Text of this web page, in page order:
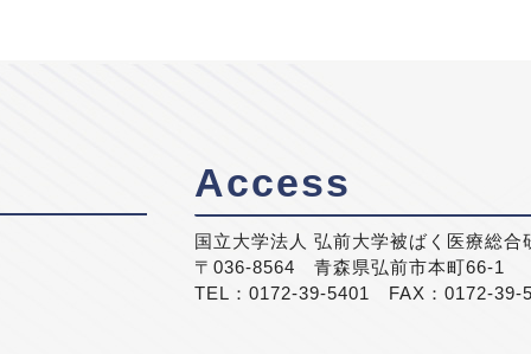
Access
国立大学法人 弘前大学被ばく医療総合
〒036-8564 青森県弘前市本町66-1
TEL：0172-39-5401 FAX：0172-39-